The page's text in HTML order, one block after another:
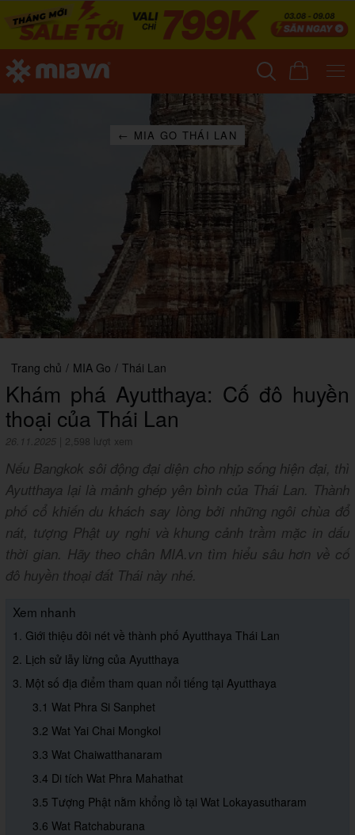
← MIA GO THÁI LAN
Trang chủ / MIA Go / Thái Lan
Khám phá Ayutthaya: Cố đô huyền
thoại của Thái Lan
26.11.2025 2,598 lượt xem
Nếu Bangkok sôi động đại diện cho nhịp sống hiện đại, thì
Ayutthaya lại là mảnh ghép yên bình của Thái Lan. Thành
phố cổ khiến du khách say lòng bởi những ngôi chùa đổ
nát, tượng Phật uy nghi và khung cảnh trầm mặc in dấu
thời gian. Hãy theo chân MIA.vn tìm hiểu sâu hơn về cố
đô huyền thoại đất Thái này nhé.
Xem nhanh
1. Giới thiệu đôi nét về thành phố Ayutthaya Thái Lan
2. Lịch sử lẫy lừng của Ayutthaya
3. Một số địa điểm tham quan nổi tiếng tại Ayutthaya
3.1 Wat Phra Si Sanphet
3.2 Wat Yai Chai Mongkol
3.3 Wat Chaiwatthanaram
3.4 Di tích Wat Phra Mahathat
3.5 Tượng Phật nằm khổng lồ tại Wat Lokayasutharam
3.6 Wat Ratchaburana